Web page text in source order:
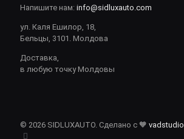
Напишите нам: info@sidluxauto.com
ул. Каля Ешилор, 18,
Бельцы, 3101. Молдова
Доставка,
в любую точку Молдовы
© 2026 SIDLUXAUTO. Сделано с 🧡 vadstudio